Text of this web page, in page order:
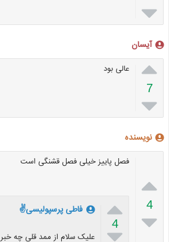

آیسان

7

عالی بود
نویسنده

4

فصل پاییز خیلی فصل قشنگی است

4

فاطی پرسپولیسی✌
علیک سلام از ممد قلی چه خبر